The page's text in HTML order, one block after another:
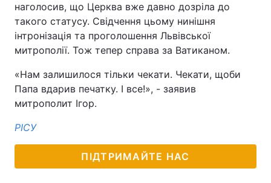
наголосив, що Церква вже давно дозріла до
такого статусу. Свідчення цьому нинішня
інтронізація та проголошення Львівської
митрополії. Тож тепер справа за Ватиканом.
«Нам залишилося тільки чекати. Чекати, щоби
Папа вдарив печатку. І все!», - заявив
митрополит Ігор.
РІСУ
ПІДТРИМАЙТЕ НАС